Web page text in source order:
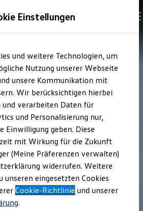
Fahrzeuge
Sondermodelle
und Gebrauchtwagen
Zertifizierte Gebrauchtwagen
bei Gebrauchtwagen
Einstellungen
und weitere Technologien, um
Nutzung unserer Webseite
unsere Kommunikation mit
Wir berücksichtigen hierbei
und verarbeiten Daten für
und Personalisierung nur,
Einwilligung geben. Diese
mit Wirkung für die Zukunft
(Meine Präferenzen verwalten)
widerrufen. Weitere
eingesetzten Cookies
Cookie-Richtlinie und unserer
.